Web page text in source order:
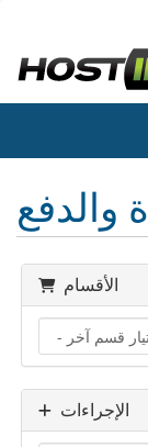
والدفع
الأقسام
الإجراءات